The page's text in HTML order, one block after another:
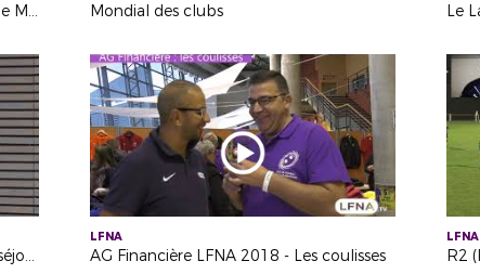
Girondins de Bordeaux 3-4 Académie Mohamed VI Mondial des clubs
Le club de Rugby de Massy Pro D2 séjourne au Cercle (16)
LFNA
AG Financière LFNA 2018 - Les coulisses
LFNA